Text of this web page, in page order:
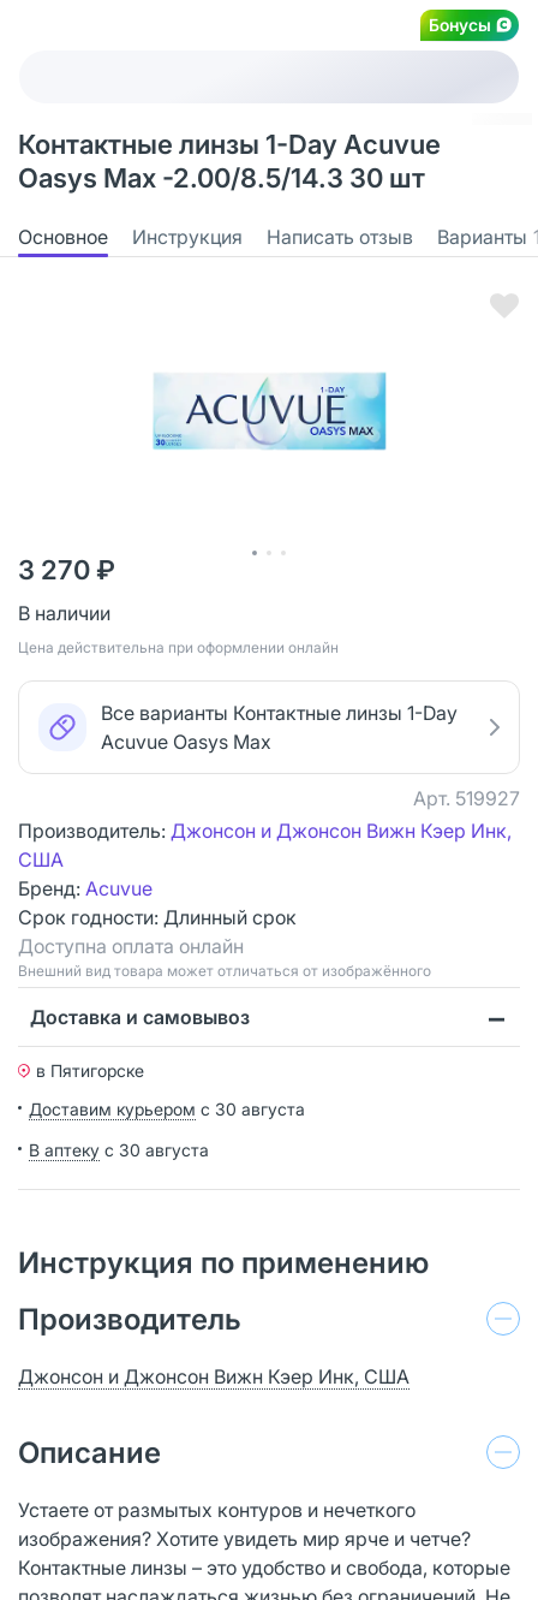
Бонусы
Контактные линзы 1-Day Acuvue
Oasys Max -2.00/8.5/14.3 30 шт
Основное Инструкция Написать отзыв Варианты
3 270 ₽
В наличии
Цена действительна при оформлении онлайн
Все варианты Контактные линзы 1-Day
Acuvue Oasys Max
Арт. 519927
Производитель: Джонсон и Джонсон Вижн Кэер Инк,
США
Бренд: Acuvue
Срок годности: Длинный срок
Доступна оплата онлайн
Bнешний вид товара может отличаться от изображённого
Доставка и самовывоз
в Пятигорске
Доставим курьером с 30 августа
В аптеку с 30 августа
Инструкция по применению
Производитель
Джонсон и Джонсон Вижн Кэер Инк, США
Описание
Устаете от размытых контуров и нечеткого
изображения? Хотите увидеть мир ярче и четче?
Контактные линзы – это удобство и свобода, которые